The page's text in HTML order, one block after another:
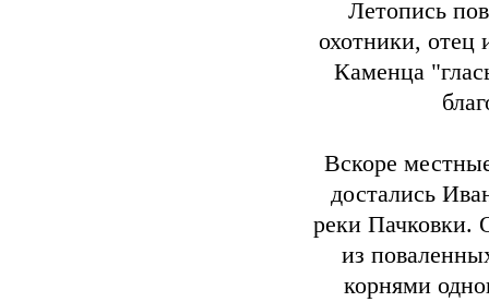
Летопись
охотники, отец
Каменца
Вскоре
достались
реки Пачковки.
из
корнями